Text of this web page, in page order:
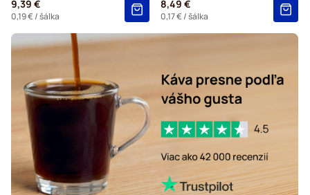
9,39 €
0,19 €/ šálka
8,49 €
0,17 €/ šálka